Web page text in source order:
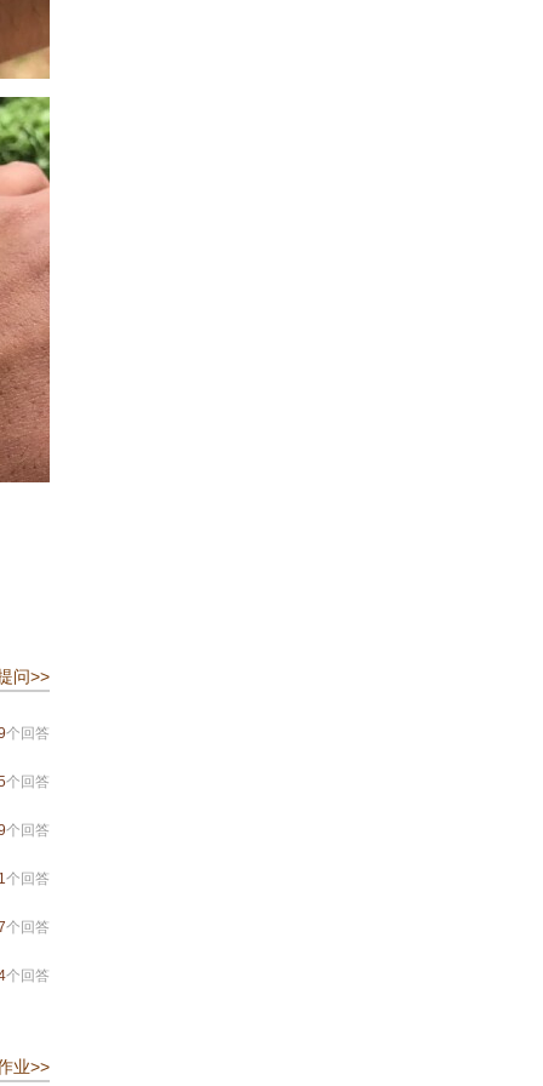
问>>
个回答
个回答
个回答
个回答
个回答
个回答
业>>